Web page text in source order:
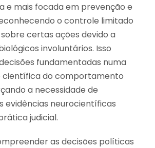
e mais focada em prevenção e
o controle limitado
certas ações devido a
involuntários. Isso
fundamentadas numa
científica do comportamento
a necessidade de
evidências neurocientíficas
judicial.
as decisões políticas